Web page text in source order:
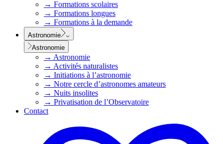
→ Formations scolaires
→ Formations longues
→ Formations à la demande
Astronomie
Astronomie
→ Astronomie
→ Activités naturalistes
→ Initiations à l’astronomie
→ Notre cercle d’astronomes amateurs
→ Nuits insolites
→ Privatisation de l’Observatoire
Contact